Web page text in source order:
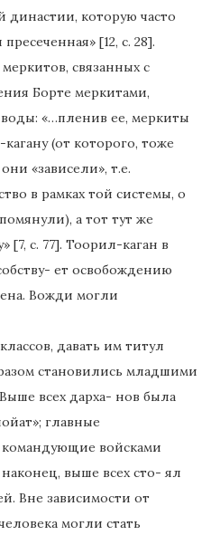
династии, которую часто
[12, с. 28].
связанных с
Борте меркитами,
«…пленив ее, меркиты
(от которого, тоже
«зависели», т.е.
в рамках той системы, о
а тот тут же
[7, с. 77]. Тоорил-каган в
ет освобождению
Вожди могли
давать им титул
становились младшими
всех дарха- нов была
главные
войсками
выше всех сто- ял
Вне зависимости от
могли стать